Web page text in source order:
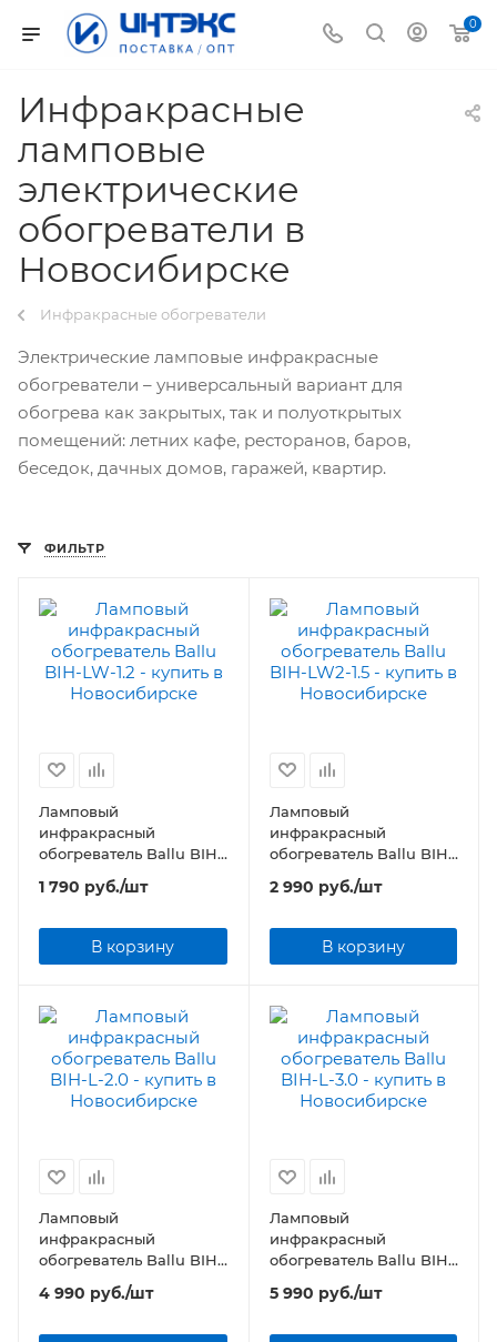
0
Инфракрасные
ламповые
электрические
обогреватели в
Новосибирске
Инфракрасные обогреватели
Электрические ламповые инфракрасные
обогреватели – универсальный вариант для
обогрева как закрытых, так и полуоткрытых
помещений: летних кафе, ресторанов, баров,
беседок, дачных домов, гаражей, квартир.
ФИЛЬТР
Ламповый
инфракрасный
обогреватель Ballu BIH-
1 790 руб./шт
В корзину
Ламповый
инфракрасный
обогреватель Ballu BIH-
2 990 руб./шт
В корзину
Ламповый
инфракрасный
обогреватель Ballu BIH-
4 990 руб./шт
Ламповый
инфракрасный
обогреватель Ballu BIH-
5 990 руб./шт